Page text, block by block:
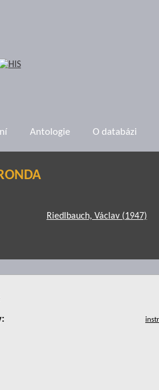
Antologie O databázi
Riedlbauch, Václav (1947)